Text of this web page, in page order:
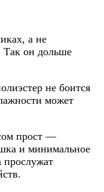
а не
Так он дольше
не боится
может
прост —
и минимальное
прослужат